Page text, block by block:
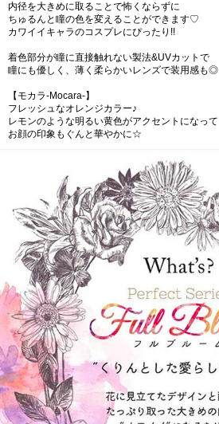
内径を大きめに取ることで怖くならずに
ちゅるんと瞳の色を変えることができます♡
カワイイキャラのコスプレにぴったり!!
着色部分が瞳に直接触れない製法&UVカットで
瞳にも優しく、薄く柔らかいレンズで装用感も◎
【モカラ-Mocara-】
フレッシュなオレンジカラー♪
レモンのような明るい黄色がアクセントになって
お顔の印象もぐんと華やかに☆